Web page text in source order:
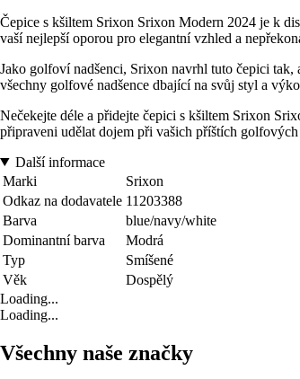
Čepice s kšiltem Srixon Srixon Modern 2024 je k
vaší nejlepší oporou pro elegantní vzhled a
Jako golfoví nadšenci, Srixon navrhl tuto čepici
všechny golfové nadšence dbající na svůj styl a
Nečekejte déle a přidejte čepici s kšiltem Srixon
připraveni udělat dojem při vašich příštích
Další informace
Marki
Srixon
Odkaz na dodavatele 11203388
Barva
blue/navy/white
Dominantní barva
Modrá
Typ
Smíšené
Věk
Dospělý
Loading...
Loading...
Všechny naše značky